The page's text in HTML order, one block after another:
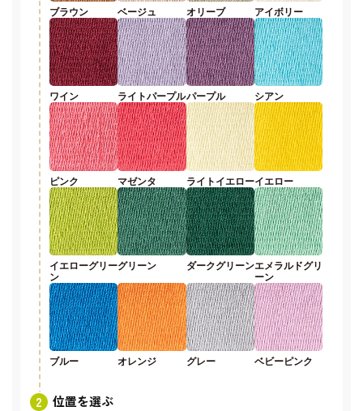
ブラウン ベージュ オリーブ アイボリー
ワイン ライトパープルパープル シアン
ピンク マゼンタ ライトイエローイエロー
イエローグリー
ン
グリーン ダークグリーンエメラルドグリ
ーン
ブルー オレンジ グレー ベビーピンク
位置を選ぶ